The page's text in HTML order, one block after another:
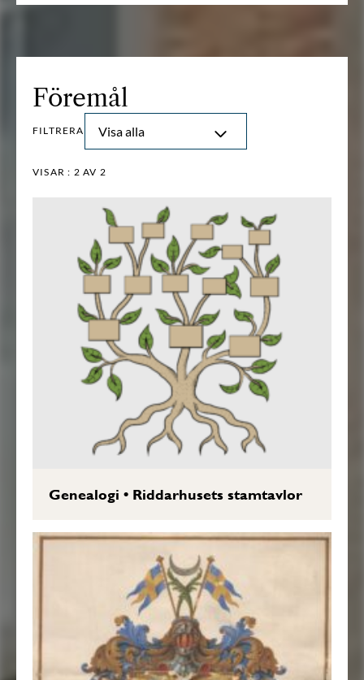
Föremål
FILTRERA Visa alla
VISAR : 2 AV 2
Genealogi • Riddarhusets stamtavlor